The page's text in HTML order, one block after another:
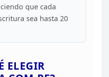
que cada
sea hasta 20
ELEGIR